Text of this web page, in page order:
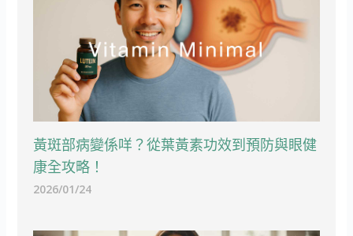
黃斑部病變係咩？從葉黃素功效到預防與眼健
康全攻略！
2026/01/24